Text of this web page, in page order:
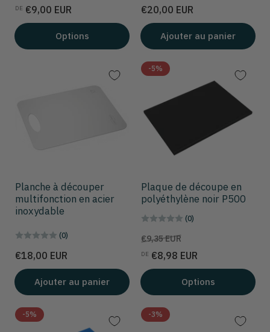
de
solde
DE €9,00 EUR
Options
Prix
€20,00 EUR
Ajouter au panier
Planche à découper
multifonction en acier
inoxydable
(0)
Prix
€18,00 EUR
Ajouter au panier
-5%
Plaque de découpe en
polyéthylène noir P500
(0)
Prix
€9,35 EUR
de
solde
DE €8,98 EUR
Options
-5% -3%